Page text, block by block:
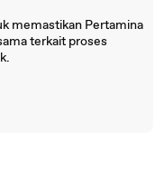
memastikan Pertamina
terkait proses